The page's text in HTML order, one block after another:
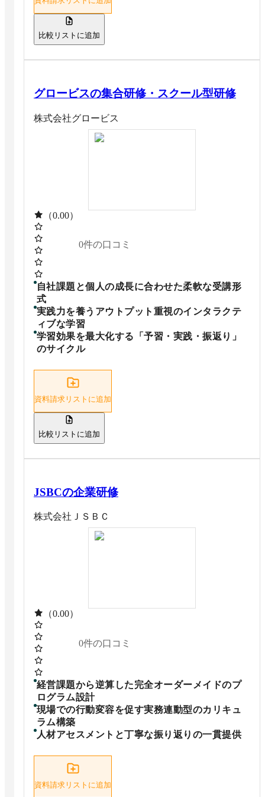
比較リストに追加
グロービスの集合研修・スクール型研修
株式会社グロービス
（0.00）
0件の口コミ
自社課題と個人の成長に合わせた柔軟な受講形
式
実践力を養うアウトプット重視のインタラクテ
ィブな学習
学習効果を最大化する「予習・実践・振返り」
のサイクル
資料請求リストに追加
比較リストに追加
JSBCの企業研修
株式会社ＪＳＢＣ
（0.00）
0件の口コミ
経営課題から逆算した完全オーダーメイドのプ
ログラム設計
現場での行動変容を促す実務連動型のカリキュ
ラム構築
人材アセスメントと丁寧な振り返りの一貫提供
資料請求リストに追加